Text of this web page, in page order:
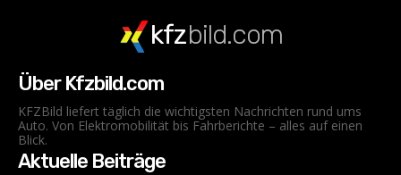
kfzbild.com
Über Kfzbild.com
KFZBild liefert täglich die wichtigsten Nachrichten rund ums
Auto. Von Elektromobilität bis Fahrberichte – alles auf einen
Blick.
Aktuelle Beiträge